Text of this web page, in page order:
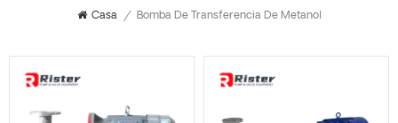
Casa / Bomba De Transferencia De Metanol